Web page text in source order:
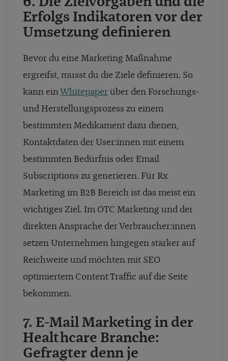
Erfolgs Indikatoren vor der
Umsetzung definieren
Bevor du eine Marketing Maßnahme
ergreifst, musst du die Ziele definieren. So
kann ein Whitepaper über den Forschungs-
und Herstellungsprozess zu einem
bestimmten Medikament dazu dienen,
Kontaktdaten der User:innen mit einem
bestimmten Bedürfnis oder Email
Subscriptions zu generieren. Für Rx
Marketing im B2B Bereich ist das meist ein
wichtiges Ziel. Im OTC Marketing und der
direkten Ansprache der Verbraucher:innen
setzen Unternehmen hingegen stärker auf
Reichweite und möchten mit SEO
optimiertem Content Traffic auf die Seite
bekommen.
7. E-Mail Marketing in der
Healthcare Branche:
Gefragter denn je